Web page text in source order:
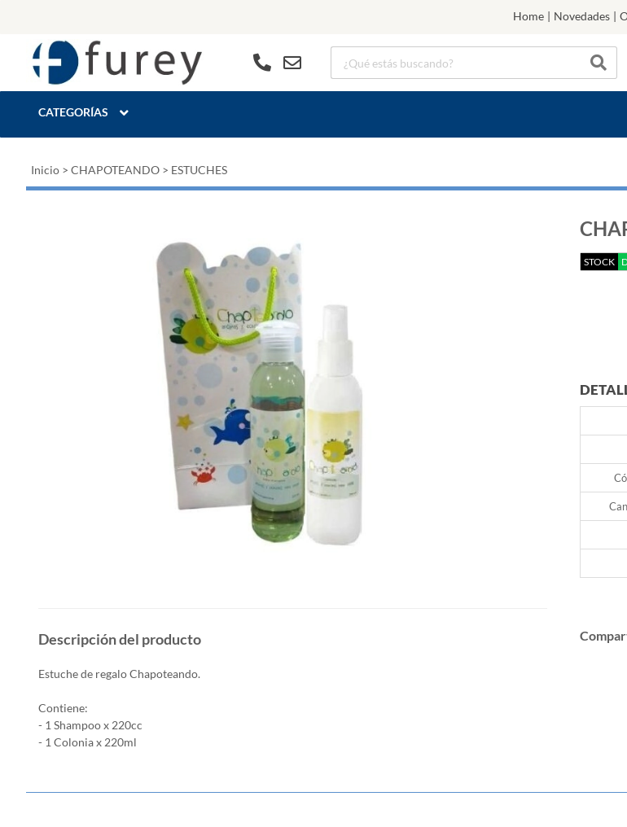
Home | Novedades |
CATEGORÍAS
Inicio > CHAPOTEANDO > ESTUCHES
STOCK
Descripción del producto
Estuche de regalo Chapoteando.
Contiene:
- 1 Shampoo x 220cc
- 1 Colonia x 220ml